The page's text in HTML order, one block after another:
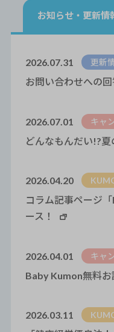
お知らせ・ 更新情
2026.07.31 更新
お問い合わせへの
2026.07.01 キャ
どんなもんだい!?
2026.04.20
コラム記事ページ
ース！
2026.04.01 キャ
Baby Kumon無料お
2026.03.11